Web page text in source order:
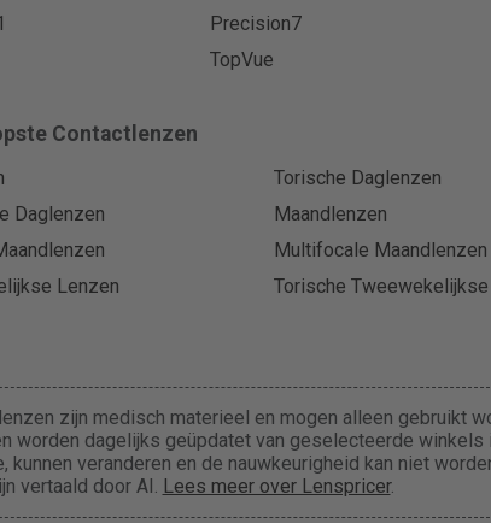
Precision7
TopVue
Contactlenzen
Torische Daglenzen
Daglenzen
Maandlenzen
Multifocale Maandlenzen
Lenzen
Torische
zijn medisch materieel en mogen alleen gebruikt
worden dagelijks geüpdatet van geselecteerde
kunnen veranderen en de nauwkeurigheid kan niet
vertaald door AI. Lees meer over Lenspricer.